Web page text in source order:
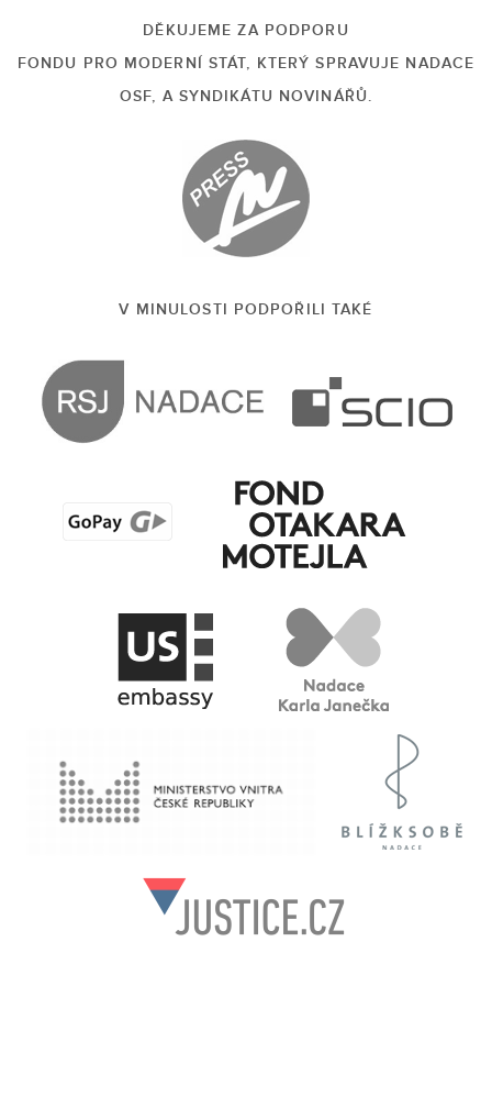
DĚKUJEME ZA PODPORU
FONDU PRO MODERNÍ STÁT, KTERÝ SPRAVUJE NADACE
OSF, A SYNDIKÁTU NOVINÁŘŮ.
V MINULOSTI PODPOŘILI TAKÉ